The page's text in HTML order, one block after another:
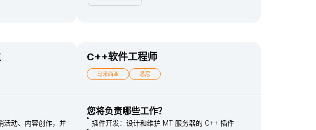
活动、内容创作，并
C++软件工程师
马来西亚 悉尼
您将负责哪些工作？
插件开发：设计和维护 MT 服务器的 C++ 插件